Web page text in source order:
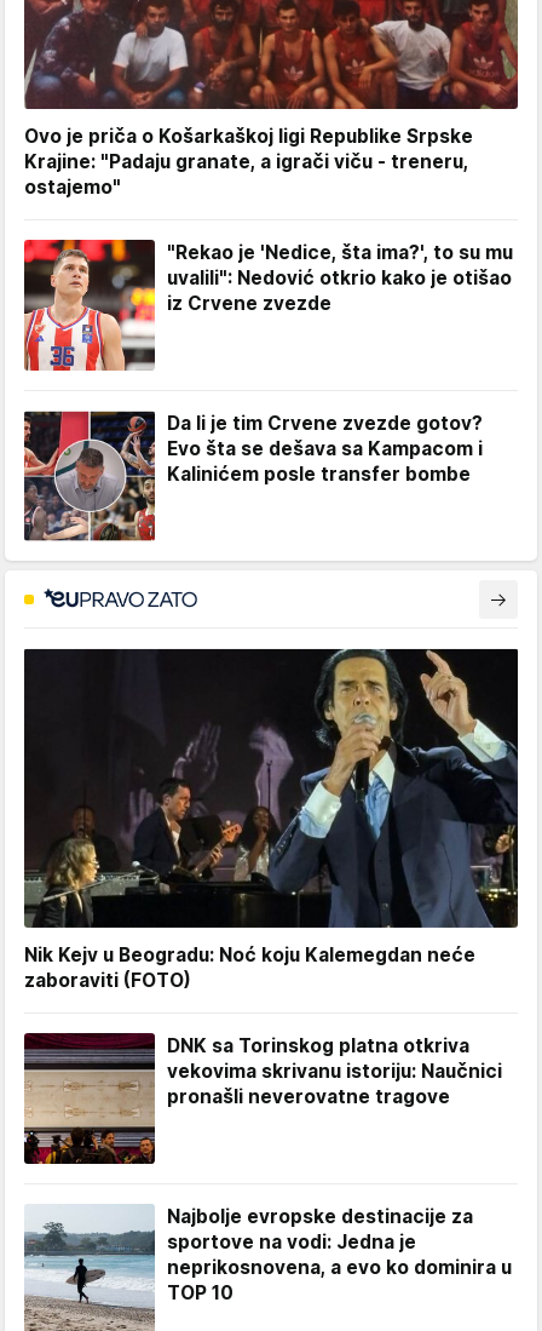
Ovo je priča o Košarkaškoj ligi Republike Srpske
Krajine: "Padaju granate, a igrači viču - treneru,
ostajemo"
"Rekao je 'Nedice, šta ima?', to su mu
uvalili": Nedović otkrio kako je otišao
iz Crvene zvezde
Da li je tim Crvene zvezde gotov?
Evo šta se dešava sa Kampacom i
Kalinićem posle transfer bombe
Nik Kejv u Beogradu: Noć koju Kalemegdan neće
zaboraviti (FOTO)
DNK sa Torinskog platna otkriva
vekovima skrivanu istoriju: Naučnici
pronašli neverovatne tragove
Najbolje evropske destinacije za
sportove na vodi: Jedna je
neprikosnovena, a evo ko dominira u
TOP 10